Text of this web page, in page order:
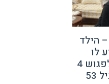
הילד
לו
שהוא מאומץ ואיך זה לפגוש 4